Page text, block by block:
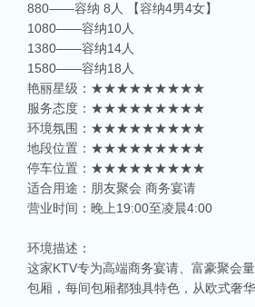
昆山，一座充满活力与魅力的城市，以其丰富的
让我们一起来看看，昆山有哪些比较好的KTV娱
昆山市区周边有哪些好玩的ktv-昆山五大高
昆山位于江苏省苏州市，是一个经济蓬勃发展的
律。和其他城市一样，昆山的KTV也有高低之分
KTV排名，带你领略一下这其中的魅力！
昆山ktv夜总会哪家好-昆山八大最好玩的商
在昆山这座历史悠久而又充满活力的城市，KTV
朋友小聚，还是商务宴请，选择一间合适的KTV
昆山哪家KTV有名气——昆山八大最具特色
昆山ktv夜总会排行榜-昆山八大质量最好
昆山，这座美丽的城市，不仅以其丰厚的文化底
880——容纳 8人 【容纳4男4女】
1080——容纳10人
1380——容纳14人
1580——容纳18人
艳丽星级：★★★★★★★★★
服务态度：★★★★★★★★★
环境氛围：★★★★★★★★★
地段位置：★★★★★★★★★
停车位置：★★★★★★★★★
适合用途：朋友聚会 商务宴请
营业时间：晚上19:00至凌晨4:00
环境描述：
这家KTV专为高端商务宴请、富豪聚会
包厢，每间包厢都独具特色，从欧式奢